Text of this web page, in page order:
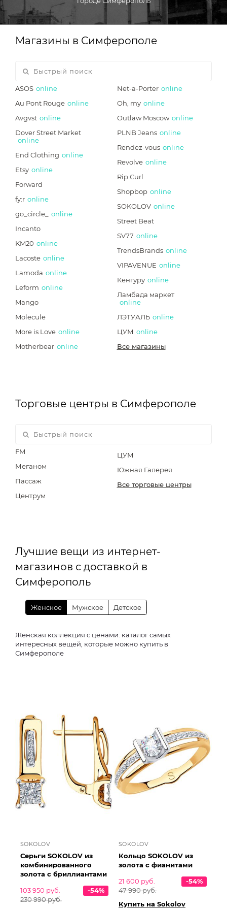
Магазины в Симферополе
ASOS online
Au Pont Rouge online
Avgvst online
Dover Street Market
online
End Clothing online
Etsy online
Forward
fy:r online
go_circle_
online
Incanto
KM20 online
Lacoste online
Lamoda online
Leform online
Mango
Molecule
More is Love online
Motherbear online
Net-a-Porter online
Oh, my online
Outlaw Moscow online
PLNB Jeans online
Rendez-vous online
Revolve online
Rip Curl
Shopbop online
SOKOLOV online
Street Beat
SV77 online
TrendsBrands online
VIPAVENUE online
Кенгуру online
Ламбада маркет
online
ЛЭТУАЛЬ online
ЦУМ online
Все магазины
Торговые центры в Симферополе
FM
Меганом
Пассаж
Центрум
ЦУМ
Южная Галерея
Все торговые центры
Лучшие вещи из интернет-
магазинов с доставкой в
Симферополь
Женское Мужское Детское
Женская коллекция с ценами: каталог самых
интересных вещей, которые можно купить в
Симферополе
SOKOLOV
Серьги SOKOLOV из
комбинированного
золота с бриллиантами
103 950 руб.
230 990 руб.
-54%
SOKOLOV
Кольцо SOKOLOV из
золота с фианитами
21 600 руб.
47 990 руб.
-54%
Купить на Sokolov